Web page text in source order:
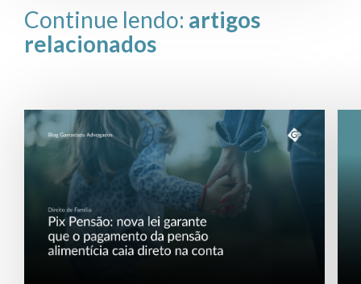
Continue lendo: artigos
relacionados